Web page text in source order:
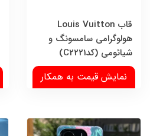
قاب Louis Vuitton
هولوگرامی سامسونگ و
شیائومی (کدC2221)
نمایش قیمت به همکار